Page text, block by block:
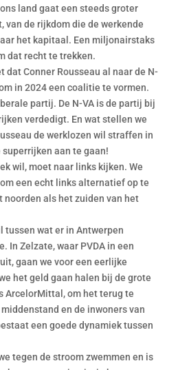
land gaat een steeds groter
van de rijkdom die de werkende
het kapitaal. Een miljonairstaks
dat recht te trekken.
dat Conner Rousseau al naar de N-
in 2024 een coalitie te vormen.
partij. De N-VA is de partij bij
verdedigt. En wat stellen we
de werklozen wil straffen in
aan te gaan!
wil, moet naar links kijken. We
een echt links alternatief op te
noorden als het zuiden van het
tussen wat er in Antwerpen
In Zelzate, waar PVDA in een
gaan we voor een eerlijke
het geld gaan halen bij de grote
ArcelorMittal, om het terug te
en de inwoners van
een goede dynamiek tussen
tegen de stroom zwemmen en is